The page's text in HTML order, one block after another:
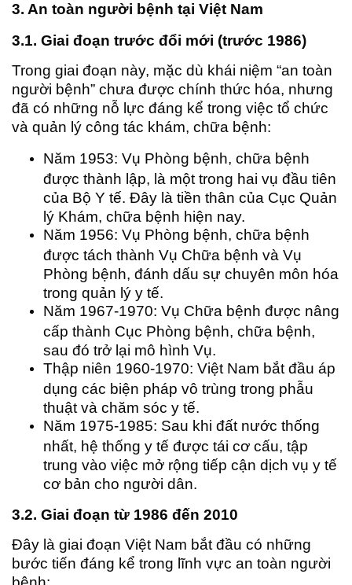
3. An toàn người bệnh tại Việt Nam
3.1. Giai đoạn trước đổi mới (trước 1986)
Trong giai đoạn này, mặc dù khái niệm “an toàn
người bệnh” chưa được chính thức hóa, nhưng
đã có những nỗ lực đáng kể trong việc tổ chức
và quản lý công tác khám, chữa bệnh:
Năm 1953: Vụ Phòng bệnh, chữa bệnh
được thành lập, là một trong hai vụ đầu tiên
của Bộ Y tế. Đây là tiền thân của Cục Quản
lý Khám, chữa bệnh hiện nay.
Năm 1956: Vụ Phòng bệnh, chữa bệnh
được tách thành Vụ Chữa bệnh và Vụ
Phòng bệnh, đánh dấu sự chuyên môn hóa
trong quản lý y tế.
Năm 1967-1970: Vụ Chữa bệnh được nâng
cấp thành Cục Phòng bệnh, chữa bệnh,
sau đó trở lại mô hình Vụ.
Thập niên 1960-1970: Việt Nam bắt đầu áp
dụng các biện pháp vô trùng trong phẫu
thuật và chăm sóc y tế.
Năm 1975-1985: Sau khi đất nước thống
nhất, hệ thống y tế được tái cơ cấu, tập
trung vào việc mở rộng tiếp cận dịch vụ y tế
cơ bản cho người dân.
3.2. Giai đoạn từ 1986 đến 2010
Đây là giai đoạn Việt Nam bắt đầu có những
bước tiến đáng kể trong lĩnh vực an toàn người